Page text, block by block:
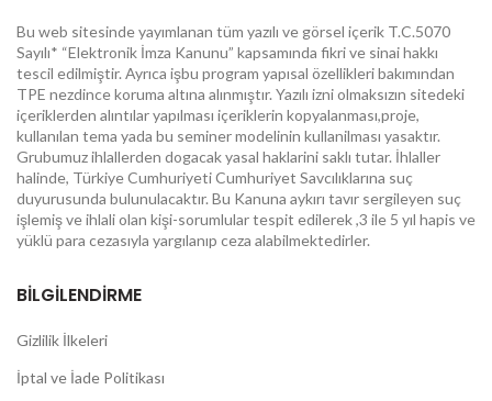
Bu web sitesinde yayımlanan tüm yazılı ve görsel içerik T.C.5070
Sayılı* “Elektronik İmza Kanunu” kapsamında fikri ve sinai hakkı
tescil edilmiştir. Ayrıca işbu program yapısal özellikleri bakımından
TPE nezdince koruma altına alınmıştır. Yazılı izni olmaksızın sitedeki
içeriklerden alıntılar yapılması içeriklerin kopyalanması,proje,
kullanılan tema yada bu seminer modelinin kullanilması yasaktır.
Grubumuz ihlallerden dogacak yasal haklarini saklı tutar. İhlaller
halinde, Türkiye Cumhuriyeti Cumhuriyet Savcılıklarına suç
duyurusunda bulunulacaktır. Bu Kanuna aykırı tavır sergileyen suç
işlemiş ve ihlali olan kişi-sorumlular tespit edilerek ,3 ile 5 yıl hapis ve
yüklü para cezasıyla yargılanıp ceza alabilmektedirler.
BİLGİLENDİRME
Gizlilik İlkeleri
İptal ve İade Politikası